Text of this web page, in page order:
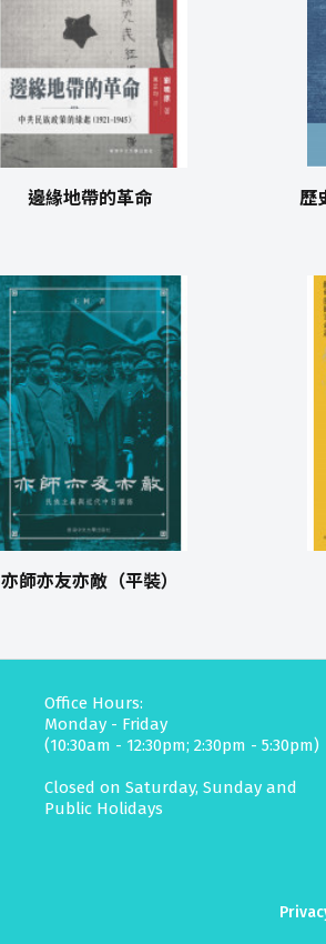
邊緣地帶的革命 歷
亦師亦友亦敵（平裝）
Office Hours:
Monday - Friday
(10:30am - 12:30pm; 2:30pm - 5:30pm)
Closed on Saturday, Sunday and
Public Holidays